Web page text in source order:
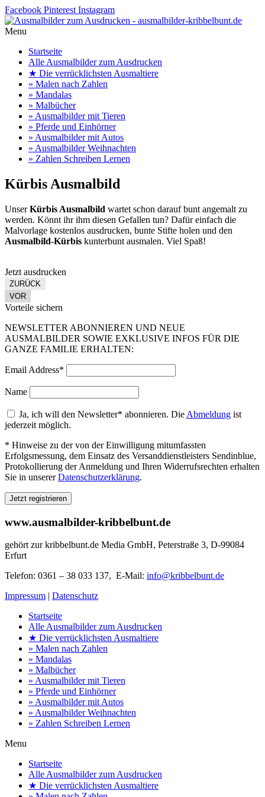
Facebook Pinterest Instagram
Menu
Startseite
Alle Ausmalbilder zum Ausdrucken
★ Die verrücklichsten Ausmaltiere
» Malen nach Zahlen
» Mandalas
» Malbücher
» Ausmalbilder mit Tieren
» Pferde und Einhörner
» Ausmalbilder mit Autos
» Ausmalbilder Weihnachten
» Zahlen Schreiben Lernen
Kürbis Ausmalbild
UnserKürbis Ausmalbild wartet schon darauf bunt angemalt zu
werden. Könnt ihr ihm diesen Gefallen tun? Dafür einfach die
Malvorlage kostenlos ausdrucken, bunte Stifte holen und den
Ausmalbild-Kürbis kunterbunt ausmalen. Viel Spaß!
Jetzt ausdrucken
ZURÜCK
VOR
Vorteile sichern
NEWSLETTER ABONNIEREN UND NEUE
AUSMALBILDER SOWIE EXKLUSIVE INFOS FÜR DIE
GANZE FAMILIE ERHALTEN:
Email Address*
Name
Ja, ich will den Newsletter* abonnieren. Die Abmeldung ist
jederzeit möglich.
* Hinweise zu der von der Einwilligung mitumfassten
Erfolgsmessung, dem Einsatz des Versanddienstleisters Sendinblue,
Protokollierung der Anmeldung und Ihren Widerrufsrechten erhalten
Sie in unsererDatenschutzerklärung.
www.ausmalbilder-kribbelbunt.de
gehört zur kribbelbunt.de Media GmbH, Peterstraße 3, D-99084
Erfurt
Telefon: 0361 – 38 033 137, E-Mail: info@kribbelbunt.de
Impressum | Datenschutz
Startseite
Alle Ausmalbilder zum Ausdrucken
★ Die verrücklichsten Ausmaltiere
» Malen nach Zahlen
» Mandalas
» Malbücher
» Ausmalbilder mit Tieren
» Pferde und Einhörner
» Ausmalbilder mit Autos
» Ausmalbilder Weihnachten
» Zahlen Schreiben Lernen
Menu
Startseite
Alle Ausmalbilder zum Ausdrucken
★ Die verrücklichsten Ausmaltiere